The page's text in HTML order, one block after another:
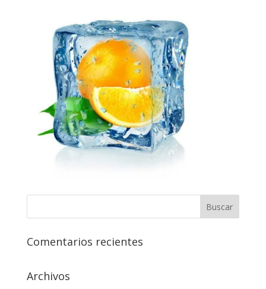
Comentarios recientes
Archivos